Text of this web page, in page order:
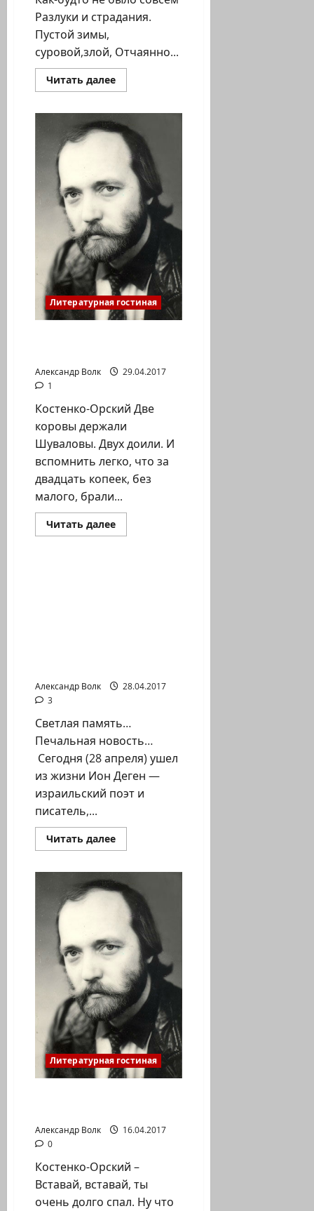
Разлуки и страдания.
Пустой зимы,
суровой,злой, Отчаянно...
Читать далееПрочитать
больше
Стихи.
ВЕСНА-
ЛЕКАРЬ
Литературная гостиная
Александр Волк
29.04.2017
1
Костенко-Орский Две
коровы держали
Шуваловы. Двух доили. И
вспомнить легко, что за
двадцать копеек, без
малого, брали...
Читать далееПрочитать
больше
Литературная гостиная
Александр Волк
28.04.2017
3
Светлая память…
Печальная новость…
Сегодня (28 апреля) ушел
из жизни Ион Деген —
израильский поэт и
писатель,...
Читать далееПрочитать
больше
ушел
из
жизни
Ион
Деген
—
израильский
поэт
писатель,
автор
стихотворения
«Мой
товарищ,
в
смертельной
агонии…»
Литературная гостиная
Александр Волк
16.04.2017
0
Костенко-Орский –
Вставай, вставай, ты
очень долго спал. Ну что